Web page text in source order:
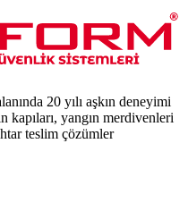
20 yılı aşkın deneyimi
kapıları, yangın merdivenleri
teslim çözümler